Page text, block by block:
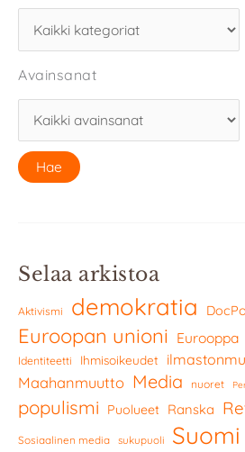
Avainsanat
Selaa arkistoa
Aktivismi demokratia
Euroopan unioni Eurooppa
Identiteetti Ihmisoikeudet
Maahanmuutto Media nuoret
populismi Puolueet Ranska
Sosiaalinen media sukupuoli Suomi